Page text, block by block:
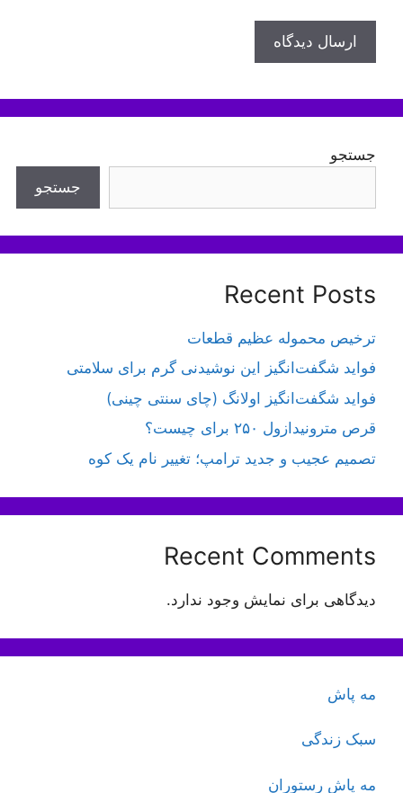
جستجو
جستجو
Recent Posts
ترخیص محموله عظیم قطعات
فواید شگفت‌انگیز این نوشیدنی گرم برای سلامتی
فواید شگفت‌انگیز اولانگ (چای سنتی چینی)
قرص مترونیدازول ۲۵۰ برای چیست؟
تصمیم عجیب و جدید ترامپ؛ تغییر نام یک کوه
Recent Comments
دیدگاهی برای نمایش وجود ندارد.
مه پاش
سبک زندگی
مه پاش رستوران